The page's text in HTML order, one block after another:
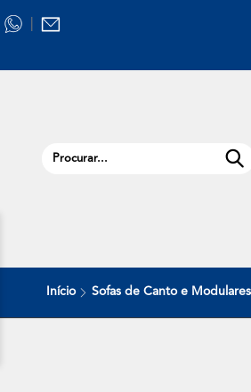
Início Sofas de Canto e Modulares